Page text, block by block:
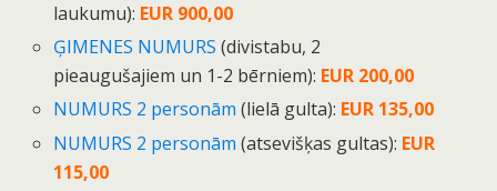
laukumu): EUR 900,00
ĢIMENES NUMURS (divistabu, 2
pieaugušajiem un 1-2 bērniem): EUR 200,00
NUMURS 2 personām (lielā gulta): EUR 135,00
NUMURS 2 personām (atsevišķas gultas): EUR
115,00